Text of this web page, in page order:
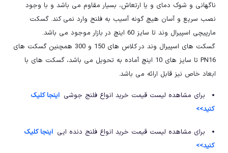
ناگهانی و شوک دمای و یا ارتعاش، بسیار مقاوم می باشد و با وجود
نصب سریع و آسان هیچ گونه آسیب به فلنج وارد نمی کند. گسکت
مارپیچی اسپیرال وند تا سایز 60 اینچ در بازار موجود می باشد.
گسکت های اسپیرال وند در کلاس های 150 و 300 همچنین گسکت های
PN16 تا سایز های 10 اینچ آماده به تحویل می باشد، گسکت های با
ابعاد خاص نیز قابل ارائه می باشد.
برای مشاهده لیست قیمت خرید انواع فلنج جوشی اینجا کلیک
کنید>>
برای مشاهده لیست قیمت خرید انواع فلنج دنده ایی اینجا کلیک
کنید>>